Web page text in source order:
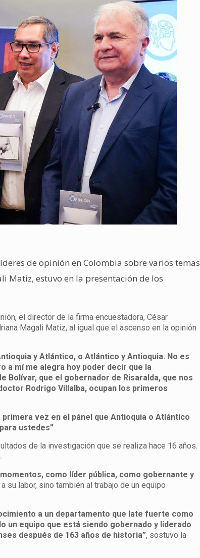
de opinión en Colombia sobre varios temas
Matiz, estuvo en la presentación de los
el director de la firma encuestadora, César
Magali Matiz, al igual que el ascenso en la opinión
y Atlántico, o Atlántico y Antioquia. No es
a mí me alegra hoy poder decir que la
Bolívar, que el gobernador de Risaralda, que nos
Rodrigo Villalba, ocupan los primeros
primera vez en el pánel que Antioquia o Atlántico
ustedes”.
de la investigación que se realiza hace 16 años.
como líder pública, como gobernante y
su labor, sino también al trabajo de un equipo
a un departamento que late fuerte como
un equipo que está siendo gobernado y liderado
después de 163 años de historia”, sostuvo la